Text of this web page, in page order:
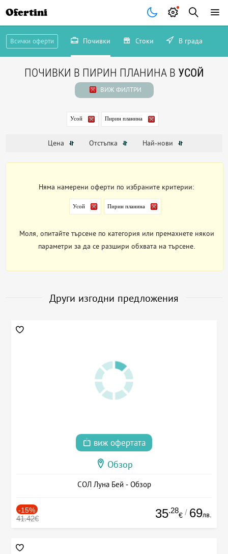
Ofertini
Всички оферти Почивки Стоки В града
ПОЧИВКИ В ПИРИН ПЛАНИНА В УСОЙ
ВИЖ ФИЛТРИ
Усой Пирин планина
Цена Отстъпка Най-нови
Няма намерени оферти по избраните критерии:
Усой Пирин планина
Моля, опитайте търсене по категория или премахнете някои
параметри за да се разшири обхвата на търсене.
Други изгодни предложения
виж офертата
Обзор
СОЛ Луна Бей - Обзор
-15%
41.42€ 35.28
€ / 69лв.